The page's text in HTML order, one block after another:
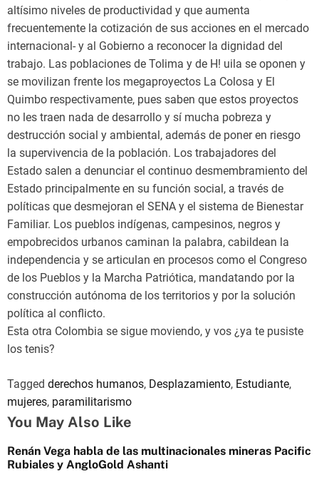
altísimo niveles de productividad y que aumenta
frecuentemente la cotización de sus acciones en el mercado
internacional- y al Gobierno a reconocer la dignidad del
trabajo. Las poblaciones de Tolima y de H! uila se oponen y
se movilizan frente los megaproyectos La Colosa y El
Quimbo respectivamente, pues saben que estos proyectos
no les traen nada de desarrollo y sí mucha pobreza y
destrucción social y ambiental, además de poner en riesgo
la supervivencia de la población. Los trabajadores del
Estado salen a denunciar el continuo desmembramiento del
Estado principalmente en su función social, a través de
políticas que desmejoran el SENA y el sistema de Bienestar
Familiar. Los pueblos indígenas, campesinos, negros y
empobrecidos urbanos caminan la palabra, cabildean la
independencia y se articulan en procesos como el Congreso
de los Pueblos y la Marcha Patriótica, mandatando por la
construcción autónoma de los territorios y por la solución
política al conflicto.
Esta otra Colombia se sigue moviendo, y vos ¿ya te pusiste
los tenis?
Tagged derechos humanos, Desplazamiento, Estudiante,
mujeres, paramilitarismo
You May Also Like
Renán Vega habla de las multinacionales mineras Pacific
Rubiales y AngloGold Ashanti